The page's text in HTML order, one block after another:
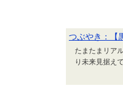
つぶやき：【
たまたまリア
り未来見据え